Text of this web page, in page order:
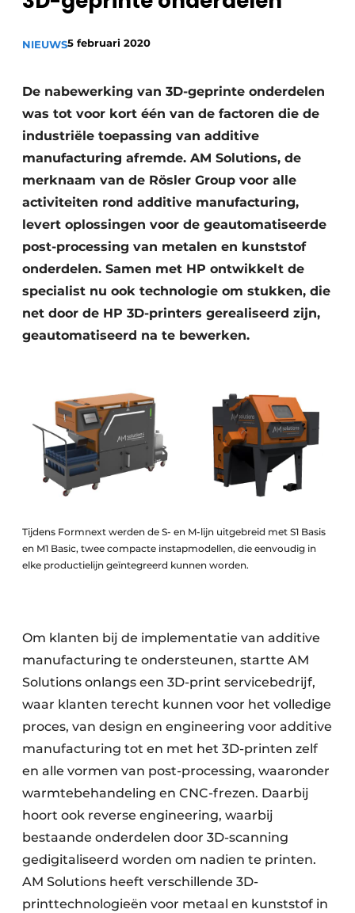
Vacature aanmelden
Vacatures
NIEUWS5 februari 2020
De nabewerking van 3D-geprinte onderdelen
was tot voor kort één van de factoren die de
industriële toepassing van additive
manufacturing afremde. AM Solutions, de
merknaam van de Rösler Group voor alle
activiteiten rond additive manufacturing,
levert oplossingen voor de geautomatiseerde
post-processing van metalen en kunststof
onderdelen. Samen met HP ontwikkelt de
specialist nu ook technologie om stukken, die
net door de HP 3D-printers gerealiseerd zijn,
geautomatiseerd na te bewerken.
Tijdens Formnext werden de S- en M-lijn uitgebreid met S1 Basis
en M1 Basic, twee compacte instapmodellen, die eenvoudig in
elke productielijn geïntegreerd kunnen worden.
Om klanten bij de implementatie van additive
manufacturing te ondersteunen, startte AM
Solutions onlangs een 3D-print servicebedrijf,
waar klanten terecht kunnen voor het volledige
proces, van design en engineering voor additive
manufacturing tot en met het 3D-printen zelf
en alle vormen van post-processing, waaronder
warmtebehandeling en CNC-frezen. Daarbij
hoort ook reverse engineering, waarbij
bestaande onderdelen door 3D-scanning
gedigitaliseerd worden om nadien te printen.
AM Solutions heeft verschillende 3D-
printtechnologieën voor metaal en kunststof in